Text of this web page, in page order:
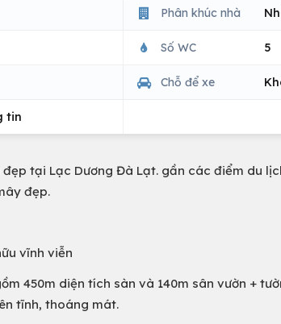
Phân khúc nhà
Số WC 5
Chỗ để xe
tin
tại Lạc Dương Đà Lạt. gần các điểm du
đẹp.
vĩnh viễn
450m diện tích sàn và 140m sân vườn +
tĩnh, thoáng mát.